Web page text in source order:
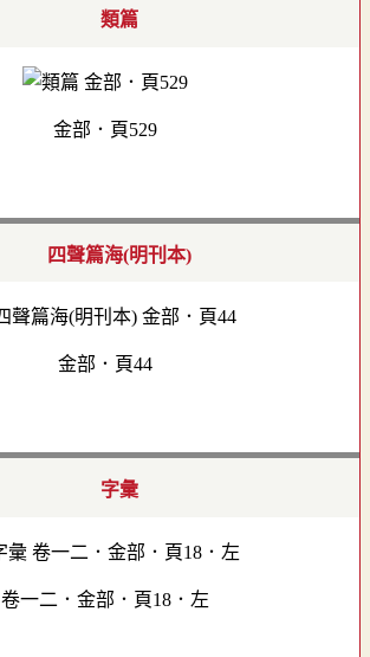
類篇
金部．頁529
四聲篇海(明刊本)
金部．頁44
字彙
卷一二．金部．頁18．左